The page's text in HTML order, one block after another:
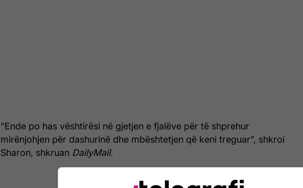
“Ende po has vështirësi në gjetjen e fjalëve për të shprehur
mirënjohjen për dashurinë dhe mbështetjen që keni treguar”, shkroi
Sharon, shkruan DailyMail.